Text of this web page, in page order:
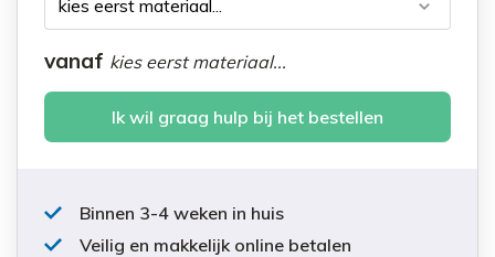
vanaf kies eerst materiaal...
Ik wil graag hulp bij het bestellen
Binnen 3-4 weken in huis
Veilig en makkelijk online betalen